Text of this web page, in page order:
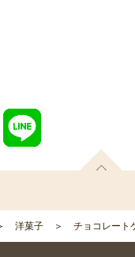
洋菓子 チョコレート